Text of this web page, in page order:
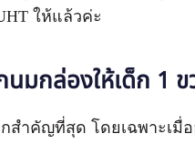
ให้แล้วค่ะ
นมกล่องให้เด็ก 1
สำคัญที่สุด โดยเฉพาะเมื่